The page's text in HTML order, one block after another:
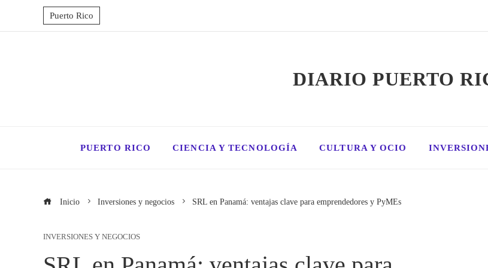
Puerto Rico
DIARIO PUERTO
PUERTO RICO CIENCIA Y TECNOLOGÍA CULTURA Y OCIO
Inicio Inversiones y negocios SRL en Panamá: ventajas clave para emprendedores y PyMEs
INVERSIONES Y NEGOCIOS